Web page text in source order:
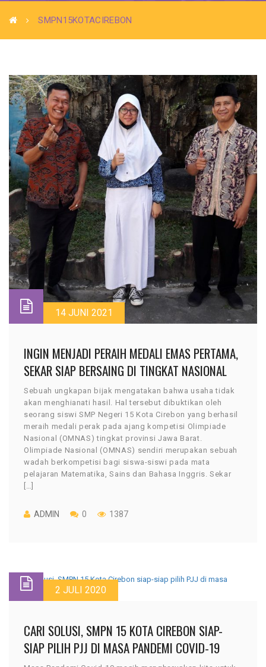
SMPN15KOTACIREBON
14 JUNI 2021
INGIN MENJADI PERAIH MEDALI EMAS PERTAMA,
SEKAR SIAP BERSAING DI TINGKAT NASIONAL
Sebuah ungkapan bijak mengatakan bahwa usaha tidak
akan menghianati hasil. Hal tersebut dibuktikan oleh
seorang siswi SMP Negeri 15 Kota Cirebon yang berhasil
meraih medali perak pada ajang kompetisi Olimpiade
Nasional (OMNAS) tingkat provinsi Jawa Barat.
Olimpiade Nasional (OMNAS) sendiri merupakan sebuah
wadah berkompetisi bagi siswa-siswi pada mata
pelajaran Matematika, Sains dan Bahasa Inggris. Sekar
[…]
ADMIN 0 1387
2 JULI 2020
CARI SOLUSI, SMPN 15 KOTA CIREBON SIAP-
SIAP PILIH PJJ DI MASA PANDEMI COVID-19